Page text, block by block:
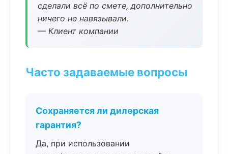
сделали всё по смете, дополнительно
ничего не навязывали.
— Клиент компании
Часто задаваемые вопросы
Сохраняется ли дилерская
гарантия?
Да, при использовании